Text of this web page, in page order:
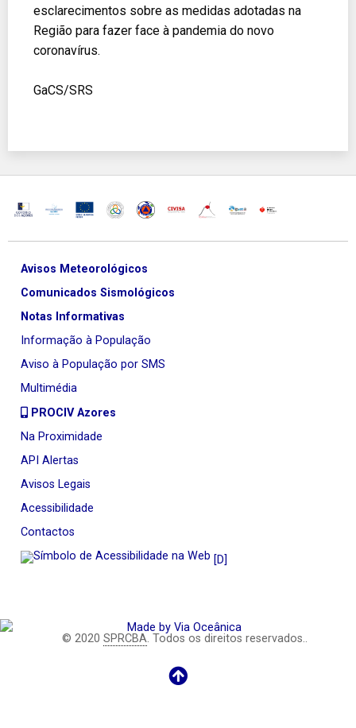
esclarecimentos sobre as medidas adotadas na
Região para fazer face à pandemia do novo
coronavírus.
GaCS/SRS
Avisos Meteorológicos
Comunicados Sismológicos
Notas Informativas
Informação à População
Aviso à População por SMS
Multimédia
PROCIV Azores
Na Proximidade
API Alertas
Avisos Legais
Acessibilidade
Contactos
[D]
© 2020 SPRCBA. Todos os direitos reservados..